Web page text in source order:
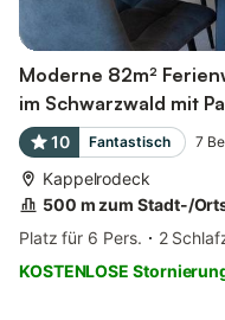
Moderne 82m²
im Schwarzwald mit
10 Fantastisch 7
Kappelrodeck
500 m zum Stadt-/
Platz für 6 Pers.
2
KOSTENLOSE